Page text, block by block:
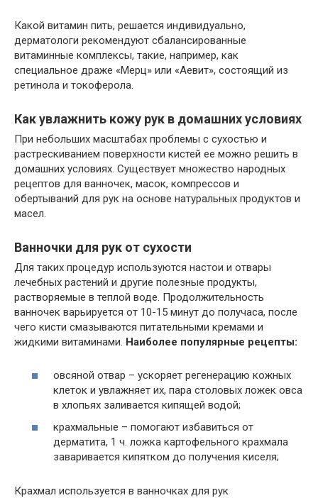
Какой витамин пить, решается индивидуально,
дерматологи рекомендуют сбалансированные
витаминные комплексы, такие, например, как
специальное драже «Мерц» или «Аевит», состоящий из
ретинола и токоферола.
Как увлажнить кожу рук в домашних условиях
При небольших масштабах проблемы с сухостью и
растрескиванием поверхности кистей ее можно решить в
домашних условиях. Существует множество народных
рецептов для ванночек, масок, компрессов и
обертываний для рук на основе натуральных продуктов и
масел.
Ванночки для рук от сухости
Для таких процедур используются настои и отвары
лечебных растений и другие полезные продукты,
растворяемые в теплой воде. Продолжительность
ванночек варьируется от 10-15 минут до получаса, после
чего кисти смазываются питательными кремами и
жидкими витаминами. Наиболее популярные рецепты:
овсяной отвар – ускоряет регенерацию кожных
клеток и увлажняет их, пара столовых ложек овса
в хлопьях заливается кипящей водой;
крахмальные – помогают избавиться от
дерматита, 1 ч. ложка картофельного крахмала
заваривается кипятком до получения киселя;
Крахмал используется в ванночках для рук